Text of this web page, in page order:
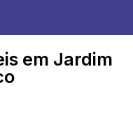
em Jardim